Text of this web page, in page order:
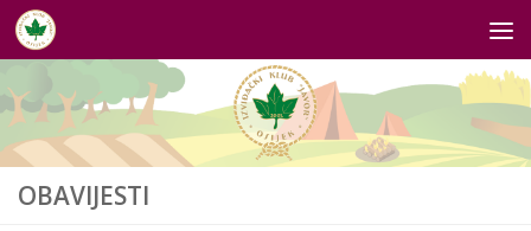
Skip to content
OBAVIJESTI